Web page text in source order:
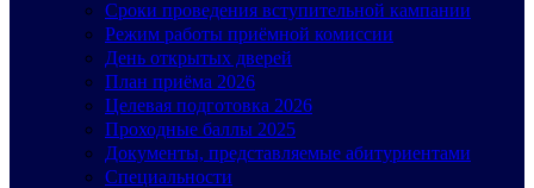
Сроки проведения вступительной кампании
Режим работы приёмной комиссии
День открытых дверей
План приёма 2026
Целевая подготовка 2026
Проходные баллы 2025
Документы, представляемые абитуриентами
Специальности